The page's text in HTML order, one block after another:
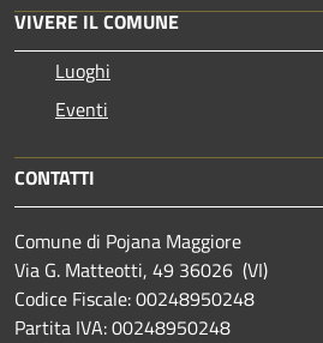
VIVERE IL COMUNE
Luoghi
Eventi
CONTATTI
Comune di Pojana Maggiore
Via G. Matteotti, 49 36026 (VI)
Codice Fiscale: 00248950248
Partita IVA: 00248950248